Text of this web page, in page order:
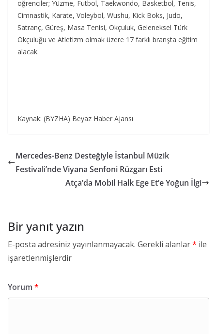
öğrenciler; Yüzme, Futbol, Taekwondo, Basketbol, Tenis,
Cimnastik, Karate, Voleybol, Wushu, Kick Boks, Judo,
Satranç, Güreş, Masa Tenisi, Okçuluk, Geleneksel Türk
Okçuluğu ve Atletizm olmak üzere 17 farklı branşta eğitim
alacak.
Kaynak: (BYZHA) Beyaz Haber Ajansı
Mercedes-Benz Desteğiyle İstanbul Müzik
Festivali’nde Viyana Senfoni Rüzgarı Esti
Atça’da Mobil Halk Ege Et’e Yoğun İlgi
Bir yanıt yazın
E-posta adresiniz yayınlanmayacak. Gerekli alanlar* ile
işaretlenmişlerdir
Yorum *